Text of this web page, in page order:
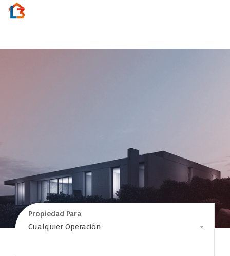
Propiedad Para
Cualquier Operación
Propiedad
Para